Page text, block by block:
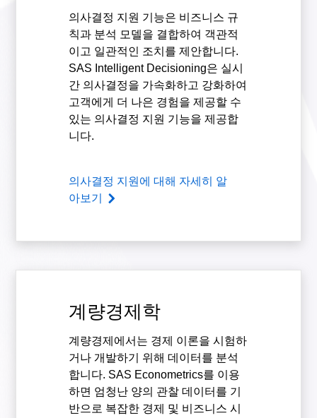
의사결정 지원 기능은 비즈니스 규
칙과 분석 모델을 결합하여 객관적
이고 일관적인 조치를 제안합니다.
SAS Intelligent Decisioning은 실시
간 의사결정을 가속화하고 강화하여
고객에게 더 나은 경험을 제공할 수
있는 의사결정 지원 기능을 제공합
니다.
의사결정 지원에 대해 자세히 알
아보기
계량경제학
계량경제에서는 경제 이론을 시험하
거나 개발하기 위해 데이터를 분석
합니다. SAS Econometrics를 이용
하면 엄청난 양의 관찰 데이터를 기
반으로 복잡한 경제 및 비즈니스 시